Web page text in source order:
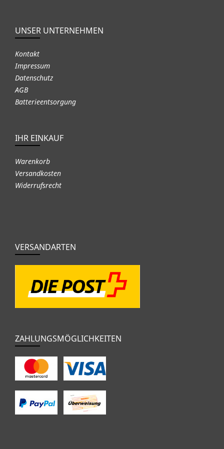
UNSER UNTERNEHMEN
Kontakt
Impressum
Datenschutz
AGB
Batterieentsorgung
IHR EINKAUF
Warenkorb
Versandkosten
Widerrufsrecht
VERSANDARTEN
ZAHLUNGSMÖGLICHKEITEN